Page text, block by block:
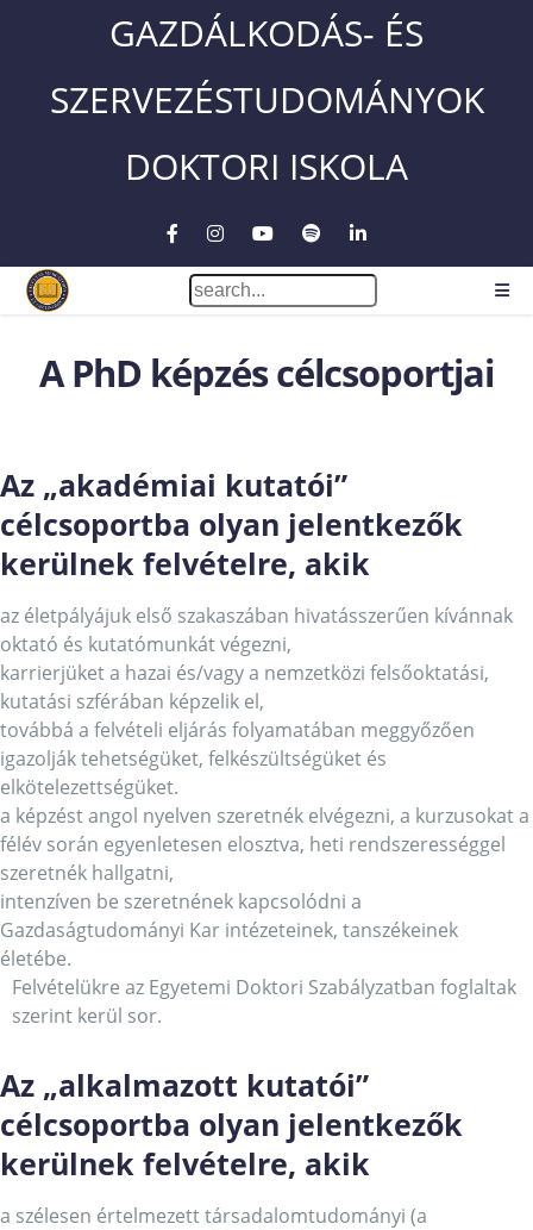
GAZDÁLKODÁS- ÉS
SZERVEZÉSTUDOMÁNYOK
DOKTORI ISKOLA
A PhD képzés célcsoportjai
Az „akadémiai kutatói”
célcsoportba olyan jelentkezők
kerülnek felvételre, akik
az életpályájuk első szakaszában hivatásszerűen kívánnak
oktató és kutatómunkát végezni,
karrierjüket a hazai és/vagy a nemzetközi felsőoktatási,
kutatási szférában képzelik el,
továbbá a felvételi eljárás folyamatában meggyőzően
igazolják tehetségüket, felkészültségüket és
elkötelezettségüket.
a képzést angol nyelven szeretnék elvégezni, a kurzusokat a
félév során egyenletesen elosztva, heti rendszerességgel
szeretnék hallgatni,
intenzíven be szeretnének kapcsolódni a
Gazdaságtudományi Kar intézeteinek, tanszékeinek
életébe.
Felvételükre az Egyetemi Doktori Szabályzatban foglaltak
szerint kerül sor.
Az „alkalmazott kutatói”
célcsoportba olyan jelentkezők
kerülnek felvételre, akik
a szélesen értelmezett társadalomtudományi (a